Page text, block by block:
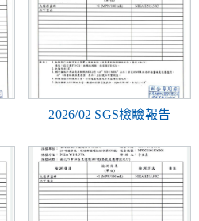
2026/02 SGS檢驗報告